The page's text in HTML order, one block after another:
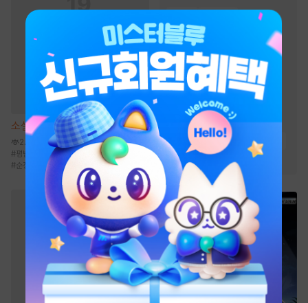
소설 해일주의보 [단행본]
2.7천
#평범녀 재회물 #로맨틱코미디 #달달물
#순정남
#천하제일인
#천마 #
귀환물
# 차원이동물 # 생존물
성장물 #마교 #고독함
검객/무사 #복수물
잔잔함
사이다물
통쾌함 #빙의물 #먼치킨
#유쾌함